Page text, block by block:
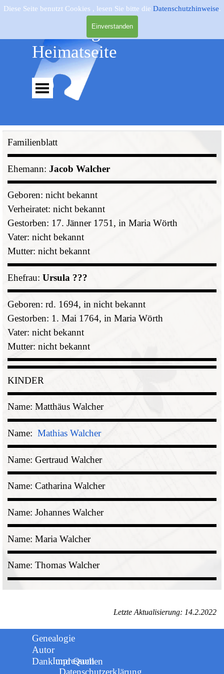
Diese Seite benutzt Cookies , lesen Sie bitte die Datenschutzhinweise.
Einverstanden
Genealogie -
Heimatseite
Menü überspringen
Familienblatt
Ehemann: Jacob Walcher
Geboren: nicht bekannt
Verheiratet: nicht bekannt
Gestorben: 17. Jänner 1751, in Maria Wörth
Vater: nicht bekannt
Mutter: nicht bekannt
Ehefrau: Ursula ???
Geboren: rd. 1694, in nicht bekannt
Gestorben: 1. Mai 1764, in Maria Wörth
Vater: nicht bekannt
Mutter: nicht bekannt
KINDER
Name: Matthäus Walcher
Name: Mathias Walcher
Name: Gertraud Walcher
Name: Catharina Walcher
Name: Johannes Walcher
Name: Maria Walcher
Name: Thomas Walcher
Letzte Aktualisierung: 14.2.2022
Impressum
Genealogie
Datenschutzerklärung
Autor
Dank und Quellen